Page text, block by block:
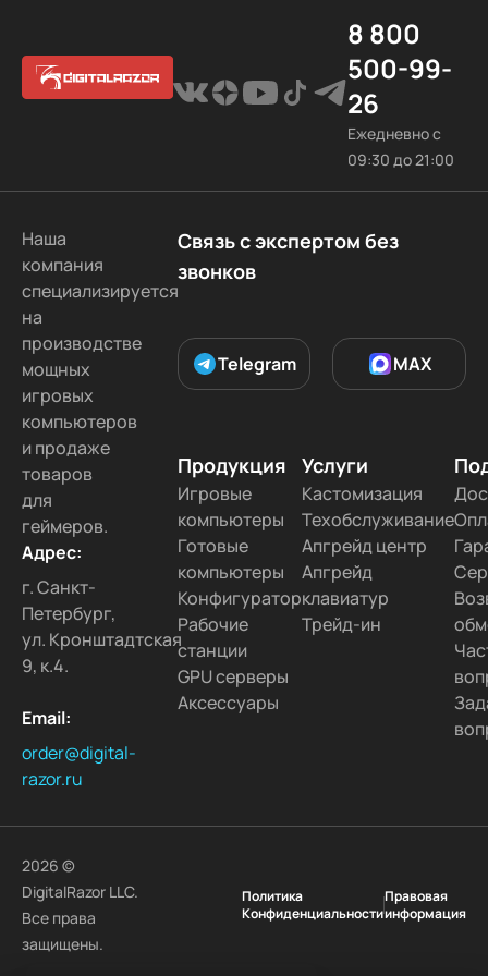
8 800
500-99-
26
Ежедневно с
09:30 до 21:00
Наша
компания
специализируется
на
производстве
мощных
игровых
компьютеров
и продаже
товаров
для
геймеров.
Адрес:
г. Санкт-
Петербург,
ул. Кронштадтская
9, к.4.
Email:
order@digital-
razor.ru
Связь с экспертом без
звонков
Telegram MAX
Продукция
Игровые
компьютеры
Готовые
компьютеры
Конфигуратор
Рабочие
станции
GPU серверы
Аксессуары
Услуги
Кастомизация
Техобслуживание
Апгрейд центр
Апгрейд
клавиатур
Трейд-ин
2026 ©
DigitalRazor LLC.
Все права
защищены.
Политика
Конфиденциальности
Правовая
информация